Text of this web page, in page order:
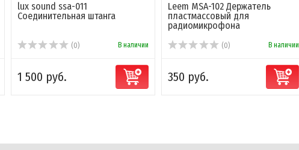
lux sound ssa-011
Соединительная штанга
(0) В наличии
1 500 руб.
Leem MSA-102 Держатель
пластмассовый для
радиомикрофона
(0) В наличии
350 руб.